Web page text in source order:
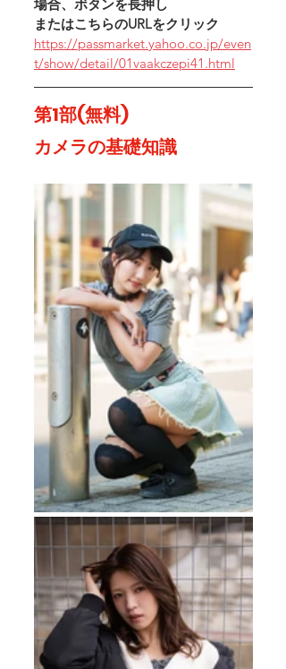
場合、 ボタンを長押し
またはこちらのURLをクリック
https://passmarket.yahoo.co.jp/even
t/show/detail/01vaakczepi41.html
第1部(無料)
カメラの基礎知識